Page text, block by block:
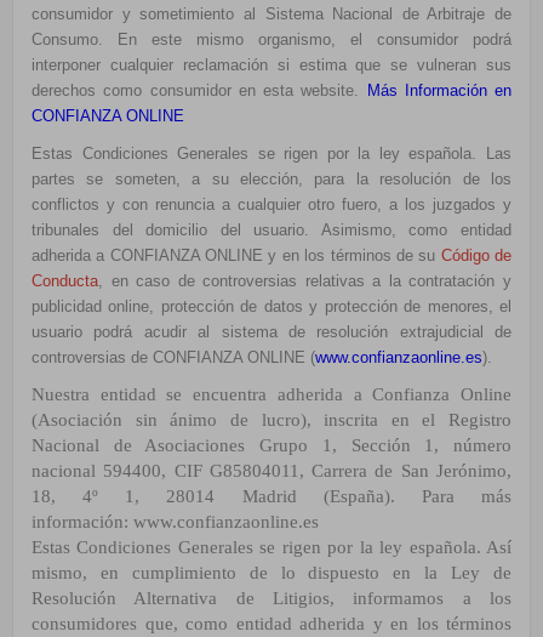
consumidor y sometimiento al Sistema Nacional de Arbitraje de
Consumo. En este mismo organismo, el consumidor podrá
interponer cualquier reclamación si estima que se vulneran sus
derechos como consumidor en esta website.
Más Información en
CONFIANZA ONLINE
Estas Condiciones Generales se rigen por la ley española. Las
partes se someten, a su elección, para la resolución de los
conflictos y con renuncia a cualquier otro fuero, a los juzgados y
tribunales del domicilio del usuario. Asimismo, como entidad
adherida a CONFIANZA ONLINE y en los términos de su Código de
Conducta, en caso de controversias relativas a la contratación y
publicidad online, protección de datos y protección de menores, el
usuario podrá acudir al sistema de resolución extrajudicial de
controversias de CONFIANZA ONLINE (www.confianzaonline.es).
Nuestra entidad se encuentra adherida a Confianza Online
(Asociación sin ánimo de lucro), inscrita en el
Registro
Nacional de Asociaciones Grupo 1, Sección 1, número
nacional 594400, CIF G85804011, Carrera de San Jerónimo,
18, 4º 1, 28014 Madrid (España). Para más
información: www.confianzaonline.es
Estas Condiciones Generales se rigen por la ley española. Así
mismo, en cumplimiento de lo dispuesto en la Ley
de
Resolución Alternativa de Litigios, informamos a los
consumidores que, como entidad adherida y en los términos